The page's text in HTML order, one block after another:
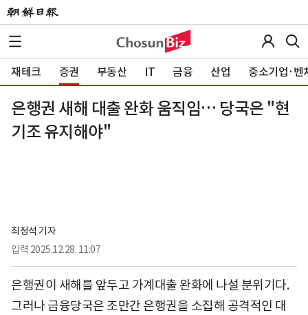
재테크 증권 부동산 IT 금융 산업 중소기업·벤
은행권 새해 대출 완화 움직임… 당국은 "현
기조 유지해야"
최정석 기자
입력 2025.12.28. 11:07
은행권이 새해를 앞두고 가계대출 완화에 나설 분위기다.
그러나 금융당국은 조만간 은행권을 소집해 공격적인 대